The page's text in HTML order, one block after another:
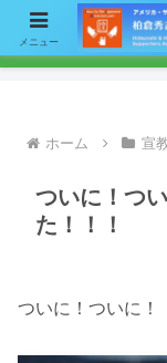
【お知らせ】ニュース
リックして「お問い
ホーム 宣
ついに！つ
た！！！
ついに！ついに！
メニュー